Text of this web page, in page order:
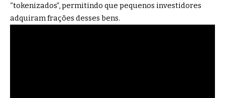
“tokenizados”, permitindo que pequenos investidores
adquiram frações desses bens.